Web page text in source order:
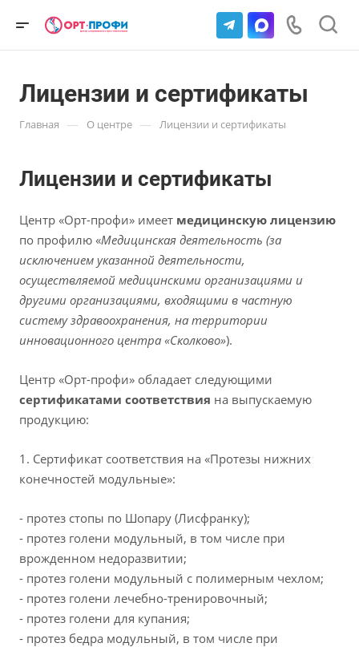
Лицензии и сертификаты
Главная — О центре — Лицензии и сертификаты
Лицензии и сертификаты
Центр «Орт-профи» имеет медицинскую лицензию
по профилю «Медицинская деятельность (за
исключением указанной деятельности,
осуществляемой медицинскими организациями и
другими организациями, входящими в частную
систему здравоохранения, на территории
инновационного центра «Сколково»).
Центр «Орт-профи» обладает следующими
сертификатами соответствия на выпускаемую
продукцию:
1. Сертификат соответствия на «Протезы нижних
конечностей модульные»:
- протез стопы по Шопару (Лисфранку);
- протез голени модульный, в том числе при
врожденном недоразвитии;
- протез голени модульный с полимерным чехлом;
- протез голени лечебно-тренировочный;
- протез голени для купания;
- протез бедра модульный, в том числе при